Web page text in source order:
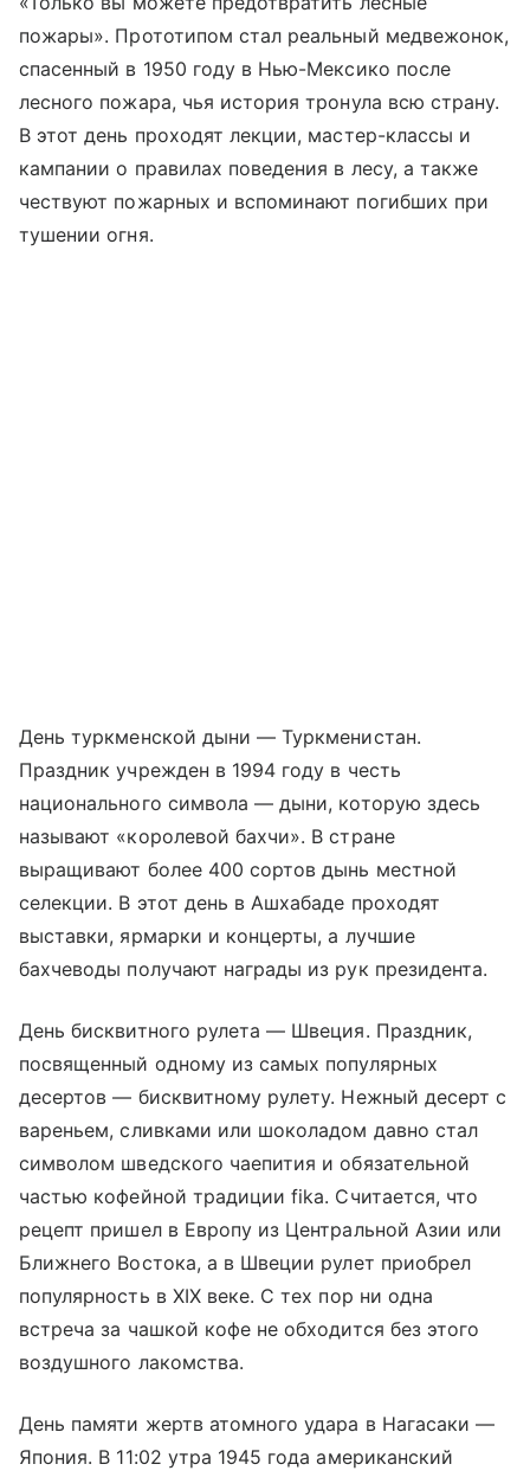
пожары». Прототипом стал реальный медвежонок,
спасенный в 1950 году в Нью-Мексико после
лесного пожара, чья история тронула всю страну.
В этот день проходят лекции, мастер-классы и
кампании о правилах поведения в лесу, а также
чествуют пожарных и вспоминают погибших при
тушении огня.
День туркменской дыни — Туркменистан.
Праздник учрежден в 1994 году в честь
национального символа — дыни, которую здесь
называют «королевой бахчи». В стране
выращивают более 400 сортов дынь местной
селекции. В этот день в Ашхабаде проходят
выставки, ярмарки и концерты, а лучшие
бахчеводы получают награды из рук президента.
День бисквитного рулета — Швеция. Праздник,
посвященный одному из самых популярных
десертов — бисквитному рулету. Нежный десерт с
вареньем, сливками или шоколадом давно стал
символом шведского чаепития и обязательной
частью кофейной традиции fika. Считается, что
рецепт пришел в Европу из Центральной Азии или
Ближнего Востока, а в Швеции рулет приобрел
популярность в XIX веке. С тех пор ни одна
встреча за чашкой кофе не обходится без этого
воздушного лакомства.
День памяти жертв атомного удара в Нагасаки —
Япония. В 11:02 утра 1945 года американский